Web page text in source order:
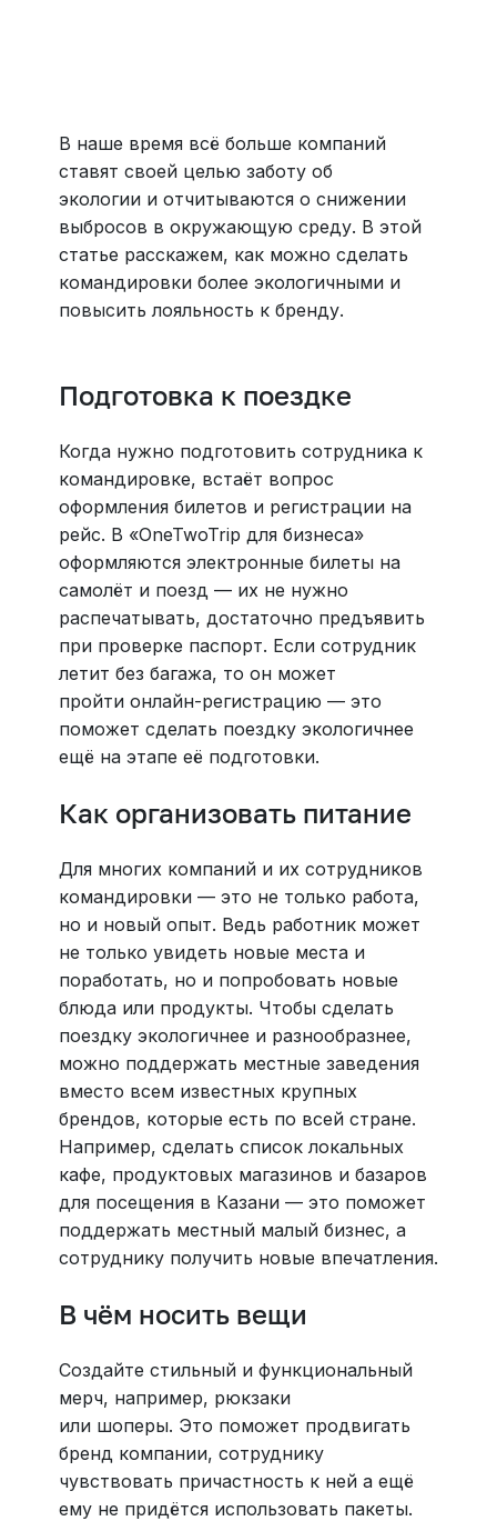
В наше время всё больше компаний
ставят своей целью заботу об
экологии и отчитываются о снижении
выбросов в окружающую среду. В этой
статье расскажем, как можно сделать
командировки более экологичными и
повысить лояльность к бренду.
Подготовка к поездке
Когда нужно подготовить сотрудника к
командировке, встаёт вопрос
оформления билетов и регистрации на
рейс. В «OneTwoTrip для бизнеса»
оформляются электронные билеты на
самолёт и поезд — их не нужно
распечатывать, достаточно предъявить
при проверке паспорт. Если сотрудник
летит без багажа, то он может
пройти онлайн-регистрацию — это
поможет сделать поездку экологичнее
ещё на этапе её подготовки.
Как организовать питание
Для многих компаний и их сотрудников
командировки — это не только работа,
но и новый опыт. Ведь работник может
не только увидеть новые места и
поработать, но и попробовать новые
блюда или продукты. Чтобы сделать
поездку экологичнее и разнообразнее,
можно поддержать местные заведения
вместо всем известных крупных
брендов, которые есть по всей стране.
Например, сделать список локальных
кафе, продуктовых магазинов и базаров
для посещения в Казани — это поможет
поддержать местный малый бизнес, а
сотруднику получить новые впечатления.
В чём носить вещи
Создайте стильный и функциональный
мерч, например, рюкзаки
или шоперы. Это поможет продвигать
бренд компании, сотруднику
чувствовать причастность к ней а ещё
ему не придётся использовать пакеты.